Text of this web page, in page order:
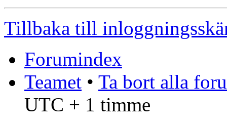
Tillbaka till
Forumindex
Teamet • Ta bort alla
UTC + 1 timme